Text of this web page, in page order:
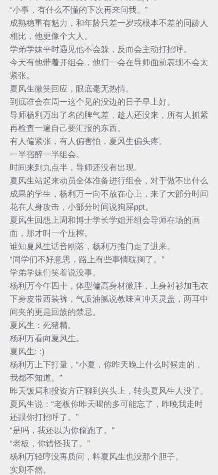
“小事，有什么不懂的下次再来问我。”
成熟稳重有魅力，和年龄只差一岁或根本不差的同龄人
相比，他更像个大人。
学弟学妹平时遇见他不会躲，反而会主动打招呼。
今天有他带着开组会，他们一会在导师面前表现不会太
紧张。
夏风生微笑回应，眼底毫无热情。
到底谁会在周一这个见的没边的日子早上好。
导师杨利万出了名的脾气差，趁人还没来，所有人抓紧
再检查一遍自己要汇报的东西。
有人偏紧张，有人偏害怕，夏风生偏头疼。
一半宿醉一半组会。
时间来到九点半，导师还没有出现。
夏风生站起来动员全体准备进行组会，对于做不出什么
成果的学生，杨利万一向不放在心上，来了大部分时间
花在人身攻击，小部分时间说狗屎ppt。
夏风生回想上周和博士学长学姐开组会导师在场的画
面，那才叫一个压榨。
谁知夏风生话音刚落，杨利万推门走了进来。
“同学们不好意思，路上有些事情耽搁了。”
学弟学妹们笑着说没事。
杨利万今年四十，体型偏高身材微胖，上身衬衫加毛衣
下身皮带西装裤，气质油腻说教味直冲天灵盖，两耳中
间夹的更是回族的禁忌。
夏风生：死猪精。
杨利万看向夏风生。
夏风生: :)
杨利万上下打量，“小夏，你昨天晚上什么时候走的，
我都不知道。”
昨天饭局和投资方正聊到兴头上，转头夏风生人没了。
夏风生说：“老板你昨天喝的多可能忘了，昨晚我走时
还跟你打招呼了。”
“是吗，我还以为你偷跑了。”
“老板，你错怪我了。”
杨利万轻哼没再质问，料夏风生也没那个胆子。
实则不然。